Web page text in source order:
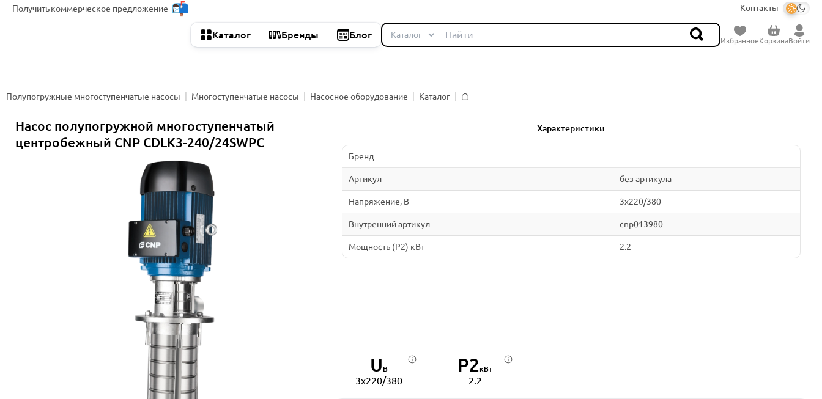
Получитькоммерческое предложение Контакты
Каталог Бренды Блог
ИзбранноеКорзинаВойти
Полупогружные многоступенчатые насосы Многоступенчатые насосы Насосное оборудование
Каталог
Насос полупогружной многоступенчатый
центробежный CNP CDLK3-240/24SWPC
Характеристики
Бренд
Артикул без артикула
Напряжение, В 3x220/380
Внутренний артикул cnp013980
Мощность (P2) кВт 2.2
U В
3x220/380
P2кВт
2.2